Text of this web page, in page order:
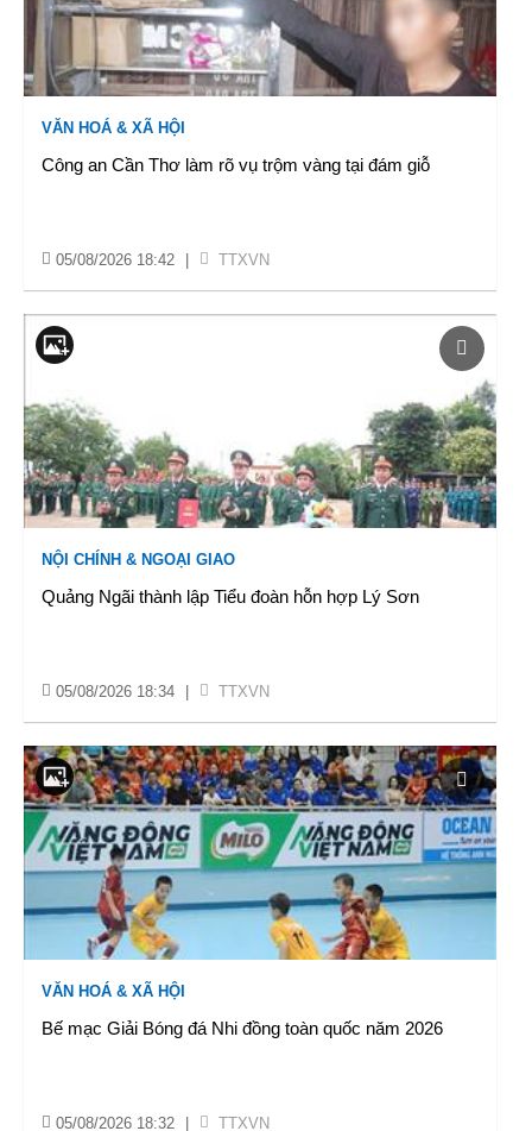
VĂN HOÁ & XÃ HỘI
Công an Cần Thơ làm rõ vụ trộm vàng tại đám giỗ
05/08/2026 18:42 TTXVN
NỘI CHÍNH & NGOẠI GIAO
Quảng Ngãi thành lập Tiểu đoàn hỗn hợp Lý Sơn
05/08/2026 18:34 TTXVN
VĂN HOÁ & XÃ HỘI
Bế mạc Giải Bóng đá Nhi đồng toàn quốc năm 2026
05/08/2026 18:32 TTXVN